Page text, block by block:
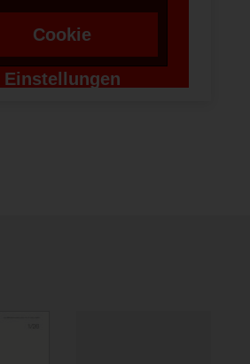
Cookie
Einstellungen